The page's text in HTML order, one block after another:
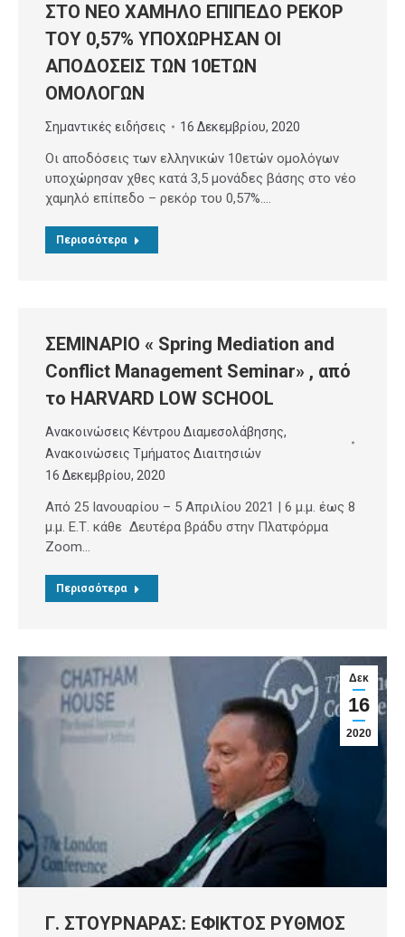
ΣΤΟ ΝΕΟ ΧΑΜΗΛΟ ΕΠΙΠΕΔΟ ΡΕΚΟΡ
ΤΟΥ 0,57% ΥΠΟΧΩΡΗΣΑΝ ΟΙ
ΑΠΟΔΟΣΕΙΣ ΤΩΝ 10ΕΤΩΝ
ΟΜΟΛΟΓΩΝ
Σημαντικές ειδήσεις 16 Δεκεμβρίου, 2020
Οι αποδόσεις των ελληνικών 10ετών ομολόγων
υποχώρησαν χθες κατά 3,5 μονάδες βάσης στο νέο
χαμηλό επίπεδο – ρεκόρ του 0,57%.…
Περισσότερα
ΣΕΜΙΝΑΡΙΟ « Spring Mediation and
Conflict Management Seminar» , από
το HARVARD LOW SCHOOL
Ανακοινώσεις Κέντρου Διαμεσολάβησης,
Ανακοινώσεις Τμήματος Διαιτησιών
16 Δεκεμβρίου, 2020
Από 25 Ιανουαρίου – 5 Απριλίου 2021 | 6 μ.μ. έως 8
μ.μ. Ε.Τ. κάθε Δευτέρα βράδυ στην Πλατφόρμα
Zoom…
Περισσότερα
Δεκ
16
2020
Γ. ΣΤΟΥΡΝΑΡΑΣ: ΕΦΙΚΤΟΣ ΡΥΘΜΟΣ